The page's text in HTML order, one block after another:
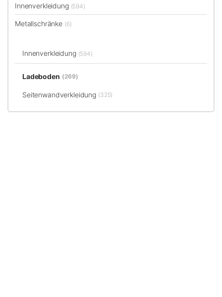
Innenverkleidung (594)
Metallschränke (6)
Innenverkleidung (594)
Ladeboden (269)
Seitenwandverkleidung (325)